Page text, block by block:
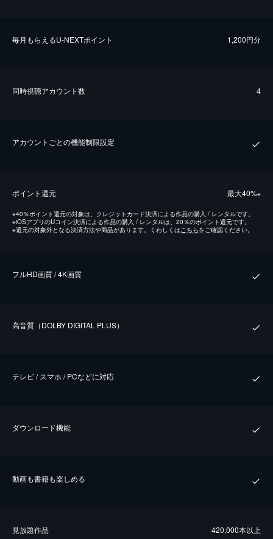
毎⽉もらえるU-NEXTポイント 1,200円分
同時視聴アカウント数 4
アカウントごとの機能制限設定
ポイント還元 最⼤40%※
※40％ポイント還元の対象は、クレジットカード決済による作品の購入 / レンタルです。
※iOSアプリのUコイン決済による作品の購入 / レンタルは、20％のポイント還元です。
※還元の対象外となる決済方法や商品があります。くわしくはこちらをご確認ください。
フルHD画質 / 4K画質
⾼⾳質（DOLBY DIGITAL PLUS）
テレビ / スマホ / PCなどに対応
ダウンロード機能
動画も書籍も楽しめる
⾒放題作品 420,000本以上